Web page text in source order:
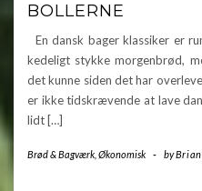
BOLLERNE
En dansk bager klassiker er
kedeligt stykke morgenbrød,
det kunne siden det har
er ikke tidskrævende at lave
lidt […]
Brød & Bagværk Økonomisk - by